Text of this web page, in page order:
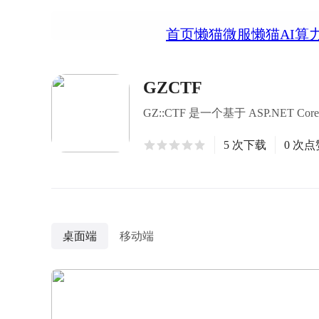
首页懒猫微服懒猫AI算
GZCTF
GZ::CTF 是一个基于 ASP.NET
5 次下载 0 次点
桌面端 移动端